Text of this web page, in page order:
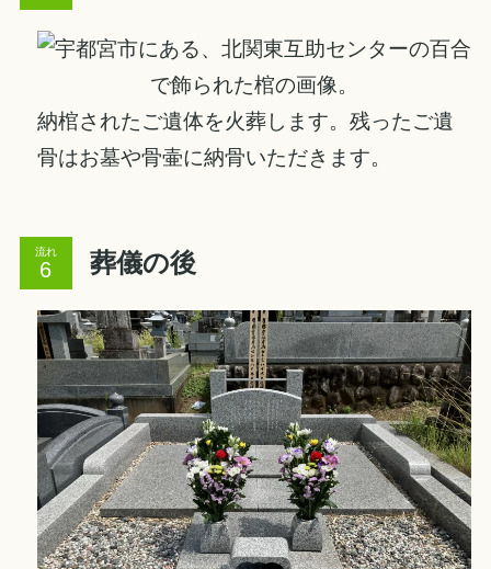
納棺されたご遺体を火葬します。残ったご遺
骨はお墓や骨壷に納骨いただきます。
流れ 葬儀の後